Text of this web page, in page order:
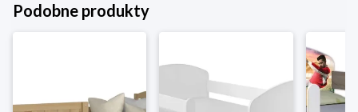
Podobne produkty